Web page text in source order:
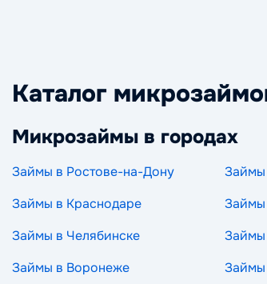
Каталог
Микрозаймы в городах
Займы в Ростове-на-Дону Займы
Займы в Краснодаре
Займы в Челябинске
Займы в Воронеже
Займы